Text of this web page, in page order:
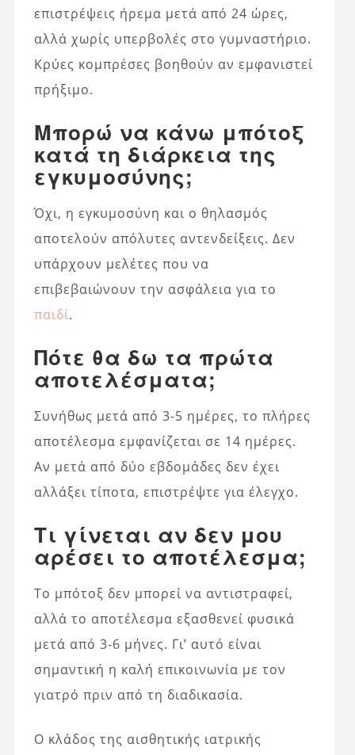
επιστρέψεις ήρεμα μετά από 24 ώρες,
αλλά χωρίς υπερβολές στο γυμναστήριο.
Κρύες κομπρέσες βοηθούν αν εμφανιστεί
πρήξιμο.
Μπορώ να κάνω μπότοξ
κατά τη διάρκεια της
εγκυμοσύνης;
Όχι, η εγκυμοσύνη και ο θηλασμός
αποτελούν απόλυτες αντενδείξεις. Δεν
υπάρχουν μελέτες που να
επιβεβαιώνουν την ασφάλεια για το
παιδί.
Πότε θα δω τα πρώτα
αποτελέσματα;
Συνήθως μετά από 3-5 ημέρες, το πλήρες
αποτέλεσμα εμφανίζεται σε 14 ημέρες.
Αν μετά από δύο εβδομάδες δεν έχει
αλλάξει τίποτα, επιστρέψτε για έλεγχο.
Τι γίνεται αν δεν μου
αρέσει το αποτέλεσμα;
Το μπότοξ δεν μπορεί να αντιστραφεί,
αλλά το αποτέλεσμα εξασθενεί φυσικά
μετά από 3-6 μήνες. Γι’ αυτό είναι
σημαντική η καλή επικοινωνία με τον
γιατρό πριν από τη διαδικασία.
Ο κλάδος της αισθητικής ιατρικής